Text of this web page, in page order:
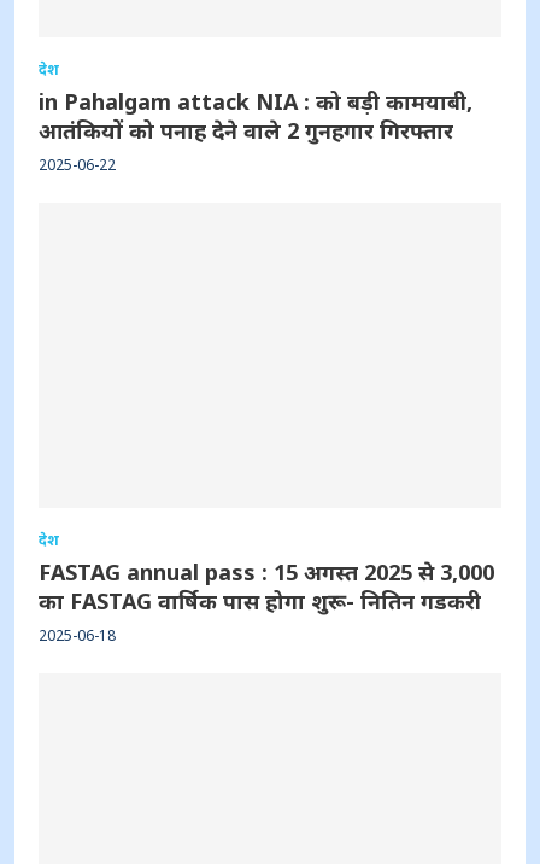
देश
in Pahalgam attack NIA : को बड़ी कामयाबी,
आतंकियों को पनाह देने वाले 2 गुनहगार गिरफ्तार
2025-06-22
देश
FASTAG annual pass : 15 अगस्त 2025 से 3,000
का FASTAG वार्षिक पास होगा शुरू- नितिन गडकरी
2025-06-18